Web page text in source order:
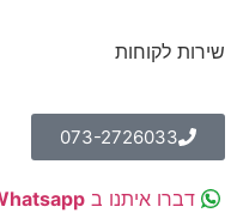
שירות לקוחות
073-2726033
דברו איתנו בWhatsapp